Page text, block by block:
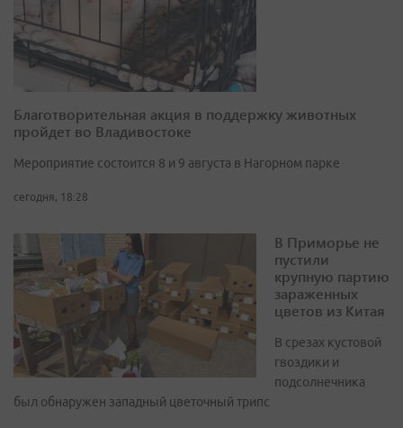
Благотворительная акция в поддержку животных
пройдет во Владивостоке
Мероприятие состоится 8 и 9 августа в Нагорном парке
сегодня, 18:28
В Приморье не
пустили
крупную партию
зараженных
цветов из Китая
В срезах кустовой
гвоздики и
подсолнечника
был обнаружен западный цветочный трипс